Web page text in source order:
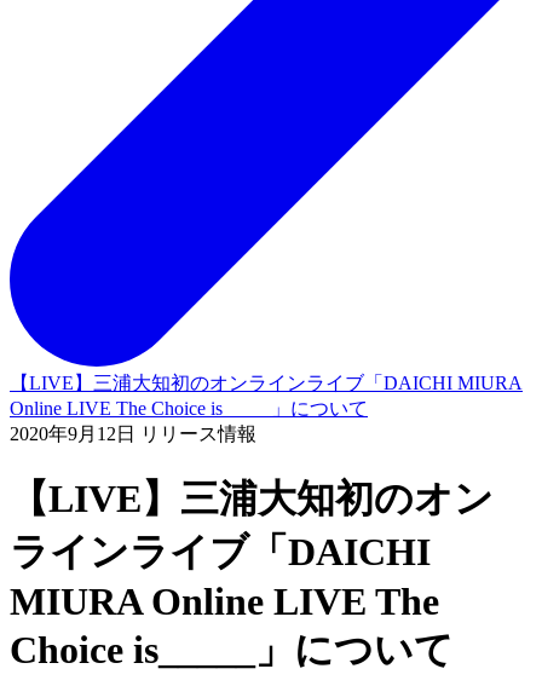
【LIVE】三浦大知初のオンラインライブ「DAICHI MIURA
Online LIVE The Choice is_____」について
2020年9月12日 リリース情報
【LIVE】三浦大知初のオン
ラインライブ「DAICHI
MIURA Online LIVE The
Choice is_____」について